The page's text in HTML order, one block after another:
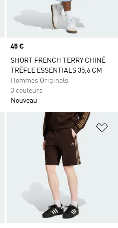
Prix
45 €
SHORT FRENCH TERRY CHINÉ
TRÈFLE ESSENTIALS 35,6 CM
Hommes Originals
3 couleurs
Nouveau
Ajouter à la Liste de produits